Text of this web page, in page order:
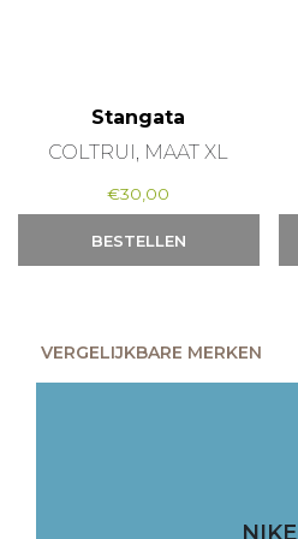
Stangata
COLTRUI, MAAT XL
€30,00
BESTELLEN
VERGELIJKBARE MERKEN
NIKE